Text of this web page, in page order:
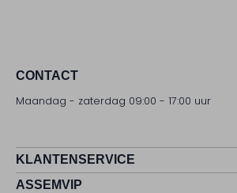
CONTACT
Maandag - zaterdag 09:00 - 17:00 uur
KLANTENSERVICE
ASSEMVIP